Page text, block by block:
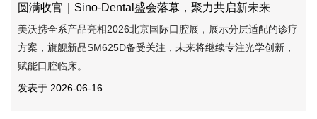
圆满收官｜Sino-Dental盛会落幕，聚力共启新未来
美沃携全系产品亮相2026北京国际口腔展，展示分层适配的诊疗
方案，旗舰新品SM625D备受关注，未来将继续专注光学创新，
赋能口腔临床。
发表于 2026-06-16